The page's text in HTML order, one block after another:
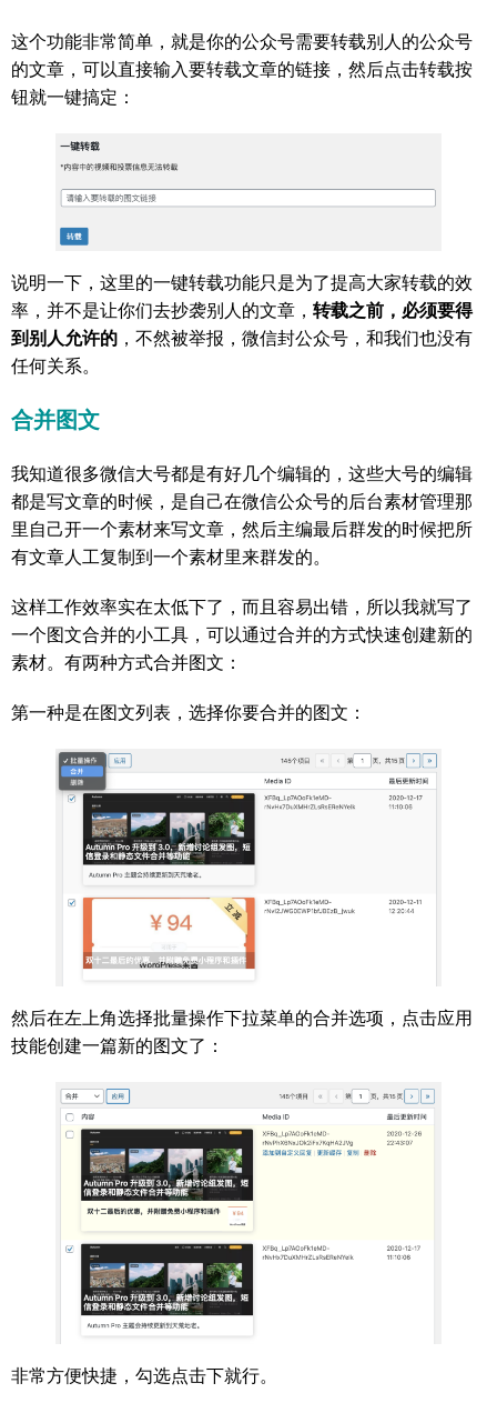
这个功能非常简单，就是你的公众号需要转载别人的公众号
的文章，可以直接输入要转载文章的链接，然后点击转载按
钮就一键搞定：
说明一下，这里的一键转载功能只是为了提高大家转载的效
率，并不是让你们去抄袭别人的文章， 转载之前，必须要得
到别人允许的 ，不然被举报，微信封公众号，和我们也没有
任何关系。
合并图文
我知道很多微信大号都是有好几个编辑的，这些大号的编辑
都是写文章的时候，是自己在微信公众号的后台素材管理那
里自己开一个素材来写文章，然后主编最后群发的时候把所
有文章人工复制到一个素材里来群发的。
这样工作效率实在太低下了，而且容易出错，所以我就写了
一个图文合并的小工具，可以通过合并的方式快速创建新的
素材。有两种方式合并图文：
第一种是在图文列表，选择你要合并的图文：
然后在左上角选择批量操作下拉菜单的合并选项，点击应用
技能创建一篇新的图文了：
非常方便快捷，勾选点击下就行。